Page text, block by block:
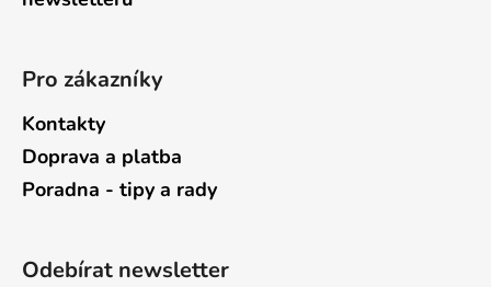
Pro zákazníky
Kontakty
Doprava a platba
Poradna - tipy a rady
Odebírat newsletter